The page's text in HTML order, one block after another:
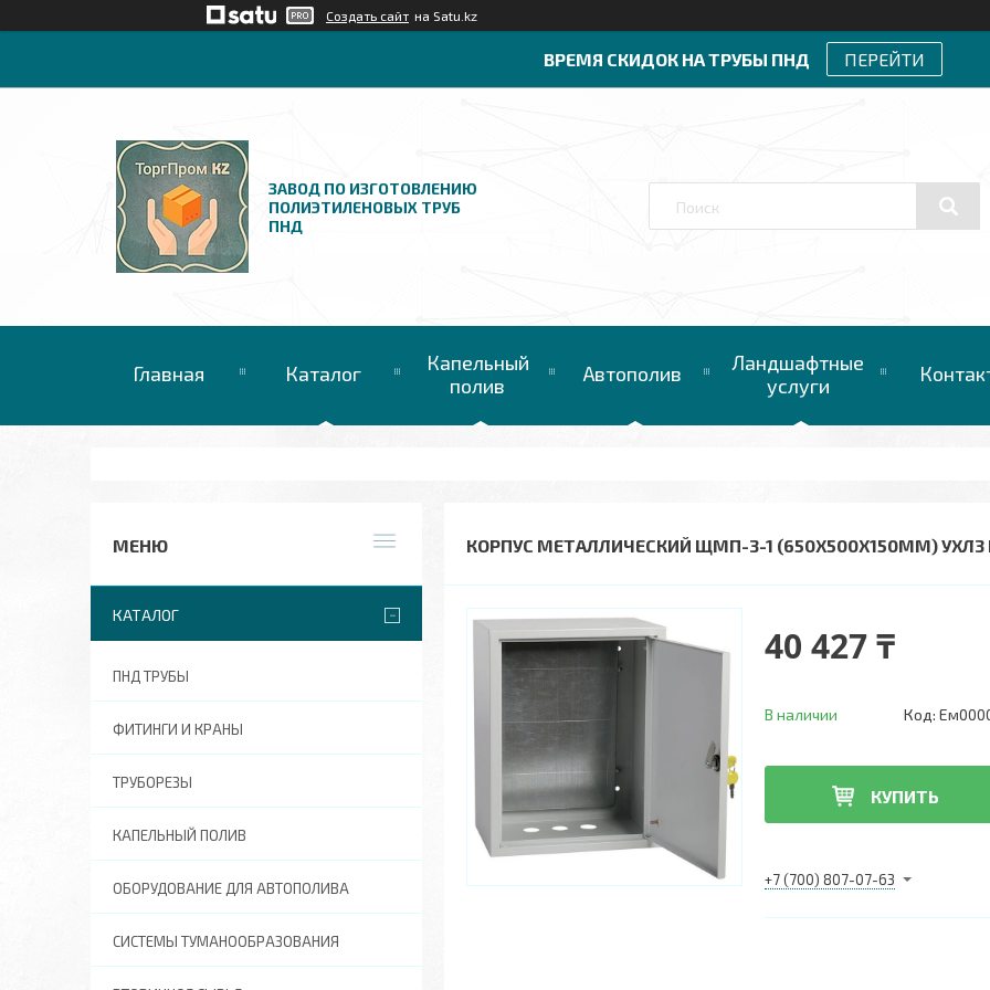
Создать сайт на Satu.kz
ВРЕМЯ СКИДОК НА ТРУБЫ ПНД ПЕРЕЙТИ
ЗАВОД ПО ИЗГОТОВЛЕНИЮ
ПОЛИЭТИЛЕНОВЫХ ТРУБ
ПНД
Главная Каталог
Капельный
полив
Автополив
Ландшафтные
услуги
КОРПУС МЕТАЛЛИЧЕСКИЙ ЩМП-3-1 (650Х500Х150ММ) УХЛ3
40 427 ₸
В наличии Код:
КУПИТЬ
+7 (700) 807-07-63
КАТАЛОГ
ПНД ТРУБЫ
ФИТИНГИ И КРАНЫ
ТРУБОРЕЗЫ
КАПЕЛЬНЫЙ ПОЛИВ
ОБОРУДОВАНИЕ ДЛЯ АВТОПОЛИВА
СИСТЕМЫ ТУМАНООБРАЗОВАНИЯ